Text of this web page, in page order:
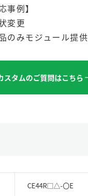
事例】
変更
のみモジュール提供
スタムのご質問はこちら
CE44R□△-〇E